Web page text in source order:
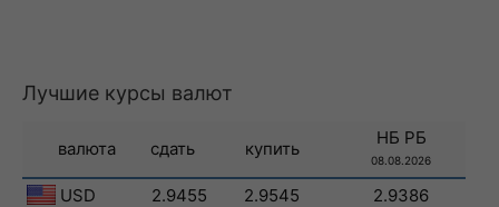
Лучшие курсы валют
валюта сдать купить
НБ РБ
08.08.2026
USD 2.9455 2.9545
2.9386